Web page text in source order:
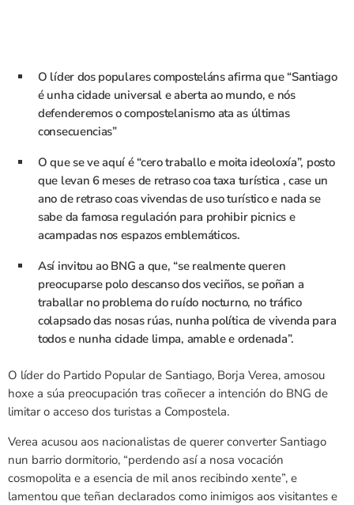
O líder dos populares composteláns afirma que “Santiago
é unha cidade universal e aberta ao mundo, e nós
defenderemos o compostelanismo ata as últimas
consecuencias”
O que se ve aquí é “cero traballo e moita ideoloxía”, posto
que levan 6 meses de retraso coa taxa turística , case un
ano de retraso coas vivendas de uso turístico e nada se
sabe da famosa regulación para prohibir picnics e
acampadas nos espazos emblemáticos.
Así invitou ao BNG a que, “se realmente queren
preocuparse polo descanso dos veciños, se poñan a
traballar no problema do ruído nocturno, no tráfico
colapsado das nosas rúas, nunha política de vivenda para
todos e nunha cidade limpa, amable e ordenada”.
O líder do Partido Popular de Santiago, Borja Verea, amosou
hoxe a súa preocupación tras coñecer a intención do BNG de
limitar o acceso dos turistas a Compostela.
Verea acusou aos nacionalistas de querer converter Santiago
nun barrio dormitorio, “perdendo así a nosa vocación
cosmopolita e a esencia de mil anos recibindo xente”, e
lamentou que teñan declarados como inimigos aos visitantes e